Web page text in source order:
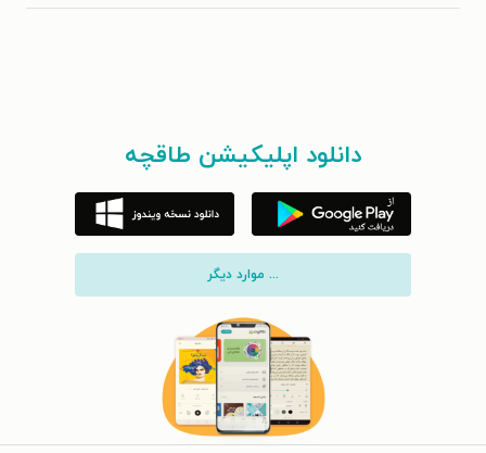
دانلود اپلیکیشن طاقچه
... موارد دیگر